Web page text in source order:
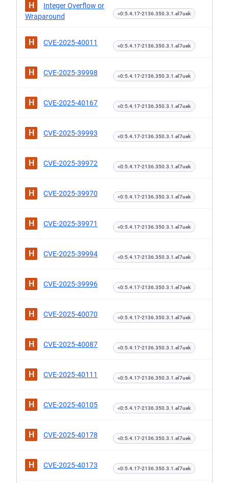
H
Integer Overflow or
Wraparound
<0:5.4.17-2136.350.3.1.el7uek
H CVE-2025-40011 <0:5.4.17-2136.350.3.1.el7uek
H CVE-2025-39998 <0:5.4.17-2136.350.3.1.el7uek
H CVE-2025-40167 <0:5.4.17-2136.350.3.1.el7uek
H CVE-2025-39993 <0:5.4.17-2136.350.3.1.el7uek
H CVE-2025-39972 <0:5.4.17-2136.350.3.1.el7uek
H CVE-2025-39970 <0:5.4.17-2136.350.3.1.el7uek
H CVE-2025-39971 <0:5.4.17-2136.350.3.1.el7uek
H CVE-2025-39994 <0:5.4.17-2136.350.3.1.el7uek
H CVE-2025-39996 <0:5.4.17-2136.350.3.1.el7uek
H CVE-2025-40070 <0:5.4.17-2136.350.3.1.el7uek
H CVE-2025-40087 <0:5.4.17-2136.350.3.1.el7uek
H CVE-2025-40111 <0:5.4.17-2136.350.3.1.el7uek
H CVE-2025-40105 <0:5.4.17-2136.350.3.1.el7uek
H CVE-2025-40178 <0:5.4.17-2136.350.3.1.el7uek
H CVE-2025-40173 <0:5.4.17-2136.350.3.1.el7uek